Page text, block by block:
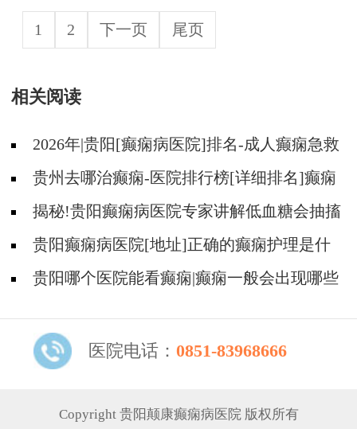
1 2 下一页 尾页
相关阅读
2026年|贵阳[癫痫病医院]排名-成人癫痫急救
措施护理
贵州去哪治癫痫-医院排行榜[详细排名]癫痫
病人可以吃什么食物?
揭秘!贵阳癫痫病医院专家讲解低血糖会抽搐
吗?贵阳癫痫病医院[地址]正确的癫痫护理是什
么?贵阳哪个医院能看癫痫|癫痫一般会出现哪些
医院电话： 0851-83968666
Copyright 贵阳颠康癫痫病医院 版权所有